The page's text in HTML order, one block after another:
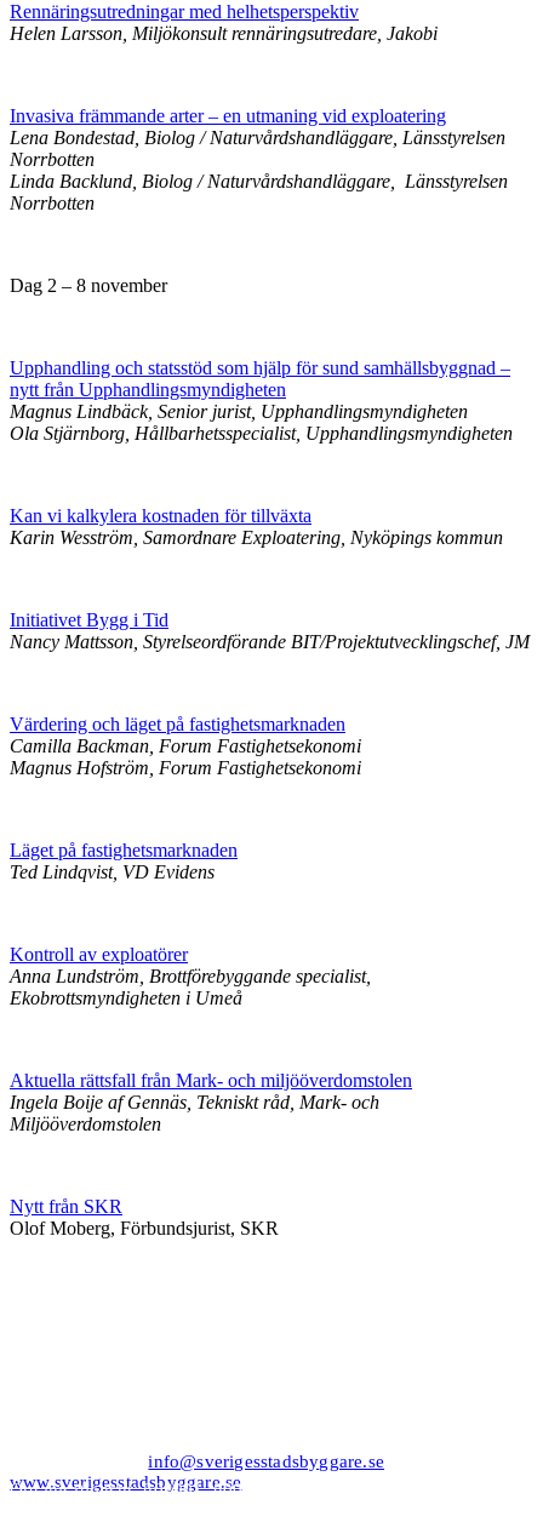
Rennäringsutredningar med helhetsperspektiv
Helen Larsson, Miljökonsult rennäringsutredare, Jakobi
Invasiva främmande arter – en utmaning vid exploatering
Lena Bondestad, Biolog / Naturvårdshandläggare, Länsstyrelsen
Norrbotten
Linda Backlund, Biolog / Naturvårdshandläggare, Länsstyrelsen
Norrbotten
Dag 2 – 8 november
Upphandling och statsstöd som hjälp för sund samhällsbyggnad –
nytt från Upphandlingsmyndigheten
Magnus Lindbäck, Senior jurist, Upphandlingsmyndigheten
Ola Stjärnborg, Hållbarhetsspecialist, Upphandlingsmyndigheten
Kan vi kalkylera kostnaden för tillväxta
Karin Wesström, Samordnare Exploatering, Nyköpings kommun
Initiativet Bygg i Tid
Nancy Mattsson, Styrelseordförande BIT/Projektutvecklingschef, JM
Värdering och läget på fastighetsmarknaden
Camilla Backman, Forum Fastighetsekonomi
Magnus Hofström, Forum Fastighetsekonomi
Läget på fastighetsmarknaden
Ted Lindqvist, VD Evidens
Kontroll av exploatörer
Anna Lundström, Brottförebyggande specialist,
Ekobrottsmyndigheten i Umeå
Aktuella rättsfall från Mark- och miljööverdomstolen
Ingela Boije af Gennäs, Tekniskt råd, Mark- och
Miljööverdomstolen
Nytt från SKR
Olof Moberg, Förbundsjurist, SKR
Tel: 08−20 19 85info@sverigesstadsbyggare.se
www.sverigesstadsbyggare.se
Organisationsnr: 802001−8001 Momsregistreringsnr (VAT)